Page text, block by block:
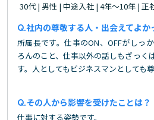
30代 | 男性 | 中途入社 | 4年～10年 | 正
社内の尊敬する人・出会えてよか
所属長です。仕事のON、OFFがしっ
ろんのこと、仕事以外の話しもざっく
す。人としてもビジネスマンとしても尊
その人から影響を受けたことは？
仕事に対する姿勢です。